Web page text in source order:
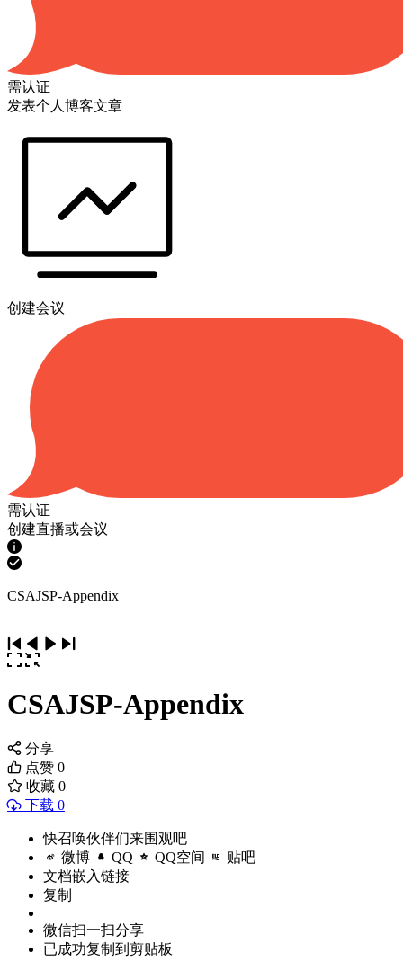
需认证
发表个人博客文章
创建会议
需认证
创建直播或会议
CSAJSP-Appendix
CSAJSP-Appendix
分享
点赞 0
收藏 0
下载 0
快召唤伙伴们来围观吧
微博 QQ QQ空间 贴吧
文档嵌入链接
复制
微信扫一扫分享
已成功复制到剪贴板